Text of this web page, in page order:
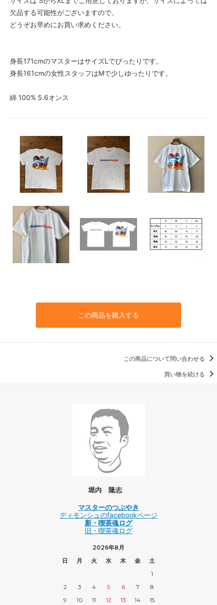
欠品する可能性がございますので、
どうぞお早めにお買い求めください。
身長171cmのマスターはサイズLでぴったりです。
身長161cmの女性スタッフはMで少しゆったりです。
綿 100% 5.6オンス
この商品を購入する
この商品について問い合わせる
買い物を続ける
堀内 隆志
マスターのつぶやき
ディモンシュのfacebookページ
新・喫茶魂ログ
旧・喫茶魂ログ
2026年8月
日
月 火 水 木 金
土
1
2
3 4 5 6 7
8
9
10 11 12 13 14
15